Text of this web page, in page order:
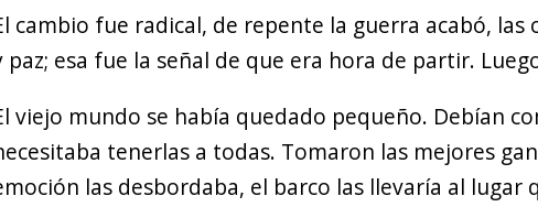
cambio fue radical, de repente la guerra acabó,
paz; esa fue la señal de que era hora de partir.
viejo mundo se había quedado pequeño. Debían
tenerlas a todas. Tomaron las mejores
las desbordaba, el barco las llevaría al